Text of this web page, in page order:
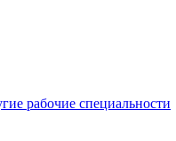
рабочие специальности